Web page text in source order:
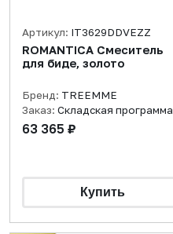
Артикул: IT3629DDVEZZ
ROMANTICA Смеситель
для биде, золото
Бренд: TREEMME
Заказ: Складская программа
63 365 ₽